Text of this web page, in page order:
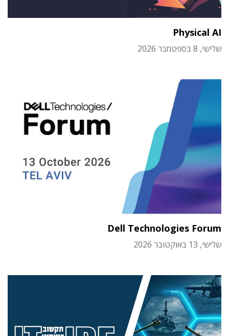
Physical AI
שלישי, 8 בספטמבר 2026
Dell Technologies Forum
שלישי, 13 באוקטובר 2026